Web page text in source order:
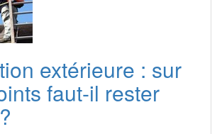
extérieure : sur
faut-il rester